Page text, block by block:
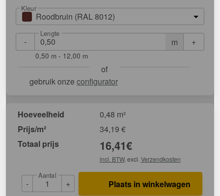
Kleur
Roodbruin (RAL 8012)
- m
Lengte
+
0,50 m - 12,00 m
of
gebruik onze configurator
Hoeveelheid
0,48 m²
Prijs/m²
34,19 €
Totaal prijs
16,41€
incl. BTW, excl. Verzendkosten
-
Aantal
+ Plaats in winkelwagen